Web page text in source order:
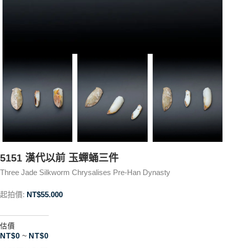
5151 漢代以前 玉蟬蛹三件
Three Jade Silkworm Chrysalises Pre-Han Dynasty
起拍價: NT$55.000
估價
NT$0 ~ NT$0